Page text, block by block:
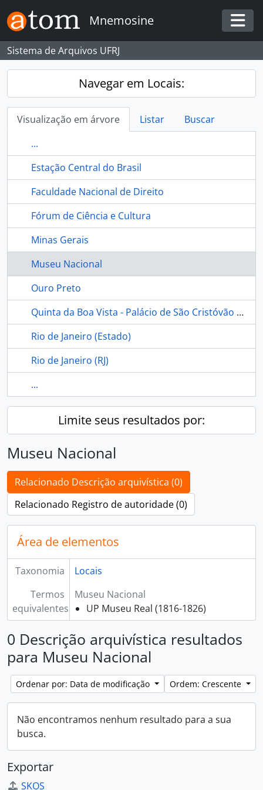
Skip to main content
Mnemosine
Sistema de Arquivos UFRJ
Navegar em Locais:
Visualização em árvore Listar
Buscar
...
Estação Central do Brasil
Faculdade Nacional de Direito
Fórum de Ciência e Cultura
Minas Gerais
Museu Nacional
Ouro Preto
Quinta da Boa Vista - Palácio de São Cristóvão - Museu Nacional - Rio de Janeiro (Brasil)
Rio de Janeiro (Estado)
Rio de Janeiro (RJ)
...
Limite seus resultados por:
Museu Nacional
Relacionado Descrição arquivística (0)
Relacionado Registro de autoridade (0)
Área de elementos
Taxonomia
Locais
Termos
equivalentes
Museu Nacional
UP Museu Real (1816-1826)
0 Descrição arquivística resultados
para Museu Nacional
Ordenar por: Data de modificação Ordem: Crescente
Não encontramos nenhum resultado para a sua
busca.
Exportar
SKOS